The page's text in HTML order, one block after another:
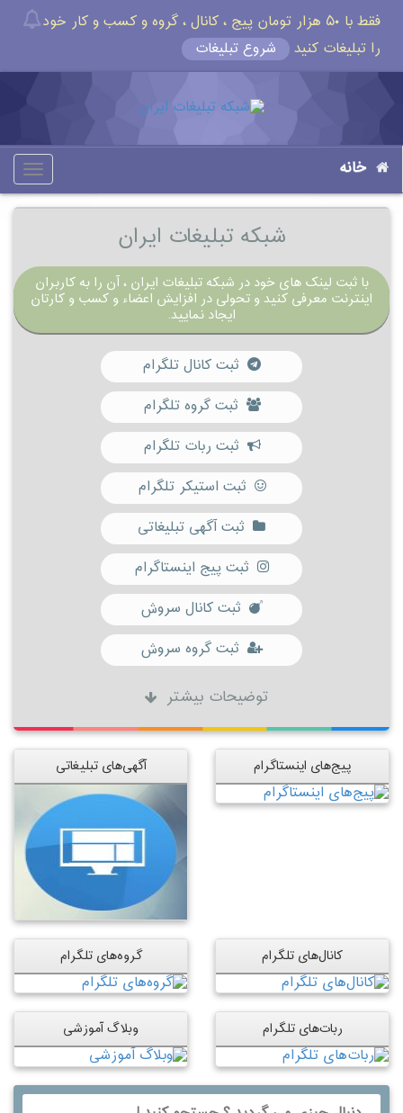
فقط با ۵۰ هزار تومان پیج ، کانال ، گروه و کسب و کار خود
را تبلیغات کنید
شروع تبلیغات
خانه
شبکه تبلیغات ایران
با ثبت لینک های خود در شبکه تبلیغات ایران ، آن را به کاربران
اینترنت معرفی کنید و تحولی در افزایش اعضاء و کسب و کارتان
ایجاد نمایید.
ثبت کانال تلگرام
ثبت گروه تلگرام
ثبت ربات تلگرام
ثبت استیکر تلگرام
ثبت آگهی تبلیغاتی
ثبت پیج اینستاگرام
ثبت کانال سروش
ثبت گروه سروش
توضیحات بیشتر
پیج‌های اینستاگرام آگهی‌های تبلیغاتی
کانال‌های تلگرام گروه‌های تلگرام
ربات‌های تلگرام وبلاگ آموزشی